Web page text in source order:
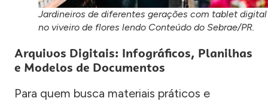
Jardineiros de diferentes gerações com tablet digital
no viveiro de flores lendo Conteúdo do Sebrae/PR.
Arquivos Digitais: Infográficos, Planilhas
e Modelos de Documentos
Para quem busca materiais práticos e